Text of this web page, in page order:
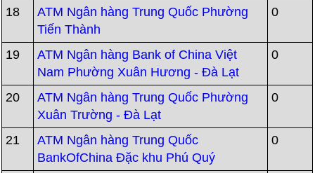
18
ATM Ngân hàng Trung Quốc Phường
Tiến Thành
0
19
ATM Ngân hàng Bank of China Việt
Nam Phường Xuân Hương - Đà Lạt
0
20
ATM Ngân hàng Trung Quốc Phường
Xuân Trường - Đà Lạt
0
21
ATM Ngân hàng Trung Quốc
BankOfChina Đặc khu Phú Quý
0